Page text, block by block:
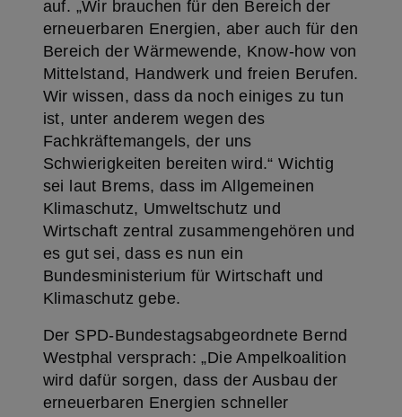
auf. „Wir brauchen für den Bereich der
erneuerbaren Energien, aber auch für den
Bereich der Wärmewende, Know-how von
Mittelstand, Handwerk und freien Berufen.
Wir wissen, dass da noch einiges zu tun
ist, unter anderem wegen des
Fachkräftemangels, der uns
Schwierigkeiten bereiten wird.“ Wichtig
sei laut Brems, dass im Allgemeinen
Klimaschutz, Umweltschutz und
Wirtschaft zentral zusammengehören und
es gut sei, dass es nun ein
Bundesministerium für Wirtschaft und
Klimaschutz gebe.
Der SPD-Bundestagsabgeordnete Bernd
Westphal versprach: „Die Ampelkoalition
wird dafür sorgen, dass der Ausbau der
erneuerbaren Energien schneller